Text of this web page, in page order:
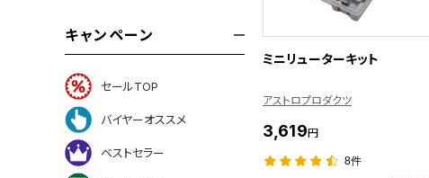
キャンペーン
セールTOP
バイヤーオススメ
ベストセラー
ミニリューターキット
アストロプロダクツ
3,619円
8件